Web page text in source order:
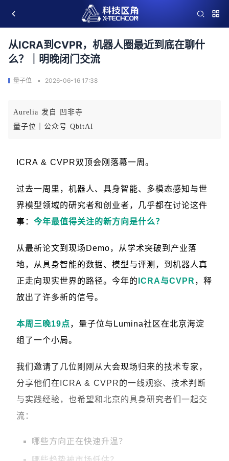
从ICRA到CVPR，机器人圈最近到底在聊什
么？｜明晚闭门交流
量子位 2026-06-16 17:38
Aurelia 发自 凹非寺
量子位｜公众号 QbitAI
ICRA & CVPR双顶会刚落幕一周。
过去一周里，机器人、具身智能、多模态感知与世
界模型领域的研究者和创业者，几乎都在讨论这件
事： 今年最值得关注的新方向是什么？
从最新论文到现场Demo，从学术突破到产业落
地，从具身智能的数据、模型与评测，到机器人真
正走向现实世界的路径。今年的 ICRA与CVPR ，释
放出了许多新的信号。
本周三晚19点，量子位与Lumina社区在北京海淀
组了一个小局。
我们邀请了几位刚刚从大会现场归来的技术专家，
分享他们在ICRA & CVPR的一线观察、技术判断
与实践经验，也希望和北京的具身研究者们一起交
流：
哪些方向正在快速升温？